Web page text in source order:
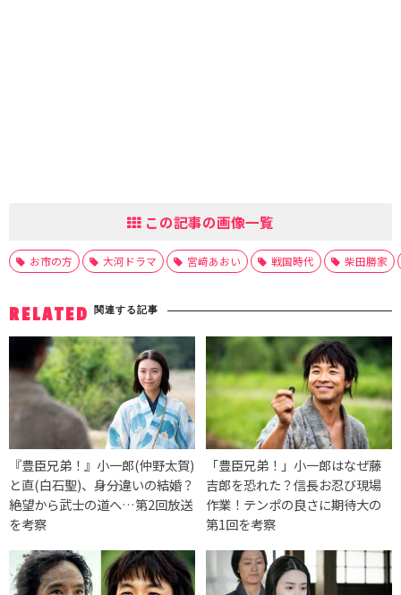
この記事の画像一覧
お市の方 大河ドラマ 宮﨑あおい 戦国時代 柴田勝家
RELATED 関連する記事
『豊臣兄弟！』小一郎(仲野太賀)
と直(白石聖)、身分違いの結婚？
絶望から武士の道へ…第2回放送
を考察
「豊臣兄弟！」小一郎はなぜ藤
吉郎を恐れた？信長お忍び現場
作業！テンポの良さに期待大の
第1回を考察